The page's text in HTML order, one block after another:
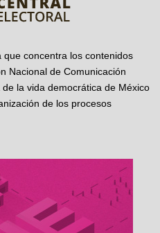
concentra los contenidos
Nacional de Comunicación
la vida democrática de México
de los procesos